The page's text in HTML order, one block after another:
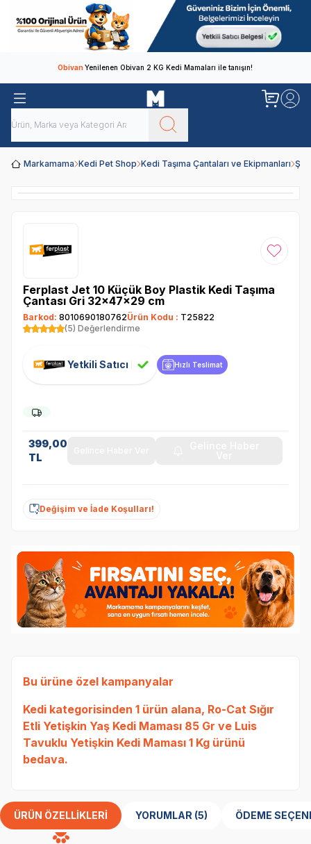
ObivanYenilenen Obivan 2 KG Kedi Mamaları ile tanışın!
Markamama Kedi Pet Shop Kedi Taşıma Çantaları ve Ekipmanları
Favoriye
Ferplast Jet 10 Küçük Boy Plastik Kedi Taşıma
Çantası Gri 32x47x29 cm
Barkod: 8010690180762Ürün Kodu : T25822
(5) Değerlendirme
Yetkili Satıcı Hızlı Teslimat
399,00
TL
Değişim ve İade Koşulları!
Bu ürüne özel kampanyalar
Kedi kategorisinden 1 ürün alana, Ro-Cat Sığır
Etli Yetişkin Yaş Kedi Maması 85 Gr ve Luis
Tavuklu Yetişkin Kedi Maması 1 Kg ürünü
bedava.
ÜRÜN ÖZELLIKLERI YORUMLAR (5) ÖDEME